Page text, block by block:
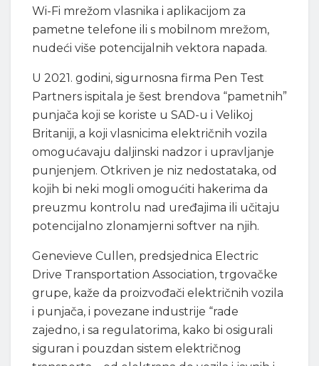
Wi-Fi mrežom vlasnika i aplikacijom za
pametne telefone ili s mobilnom mrežom,
nudeći više potencijalnih vektora napada.
U 2021. godini, sigurnosna firma Pen Test
Partners ispitala je šest brendova “pametnih”
punjača koji se koriste u SAD-u i Velikoj
Britaniji, a koji vlasnicima električnih vozila
omogućavaju daljinski nadzor i upravljanje
punjenjem. Otkriven je niz nedostataka, od
kojih bi neki mogli omogućiti hakerima da
preuzmu kontrolu nad uređajima ili učitaju
potencijalno zlonamjerni softver na njih.
Genevieve Cullen, predsjednica Electric
Drive Transportation Association, trgovačke
grupe, kaže da proizvođači električnih vozila
i punjača, i povezane industrije “rade
zajedno, i sa regulatorima, kako bi osigurali
siguran i pouzdan sistem električnog